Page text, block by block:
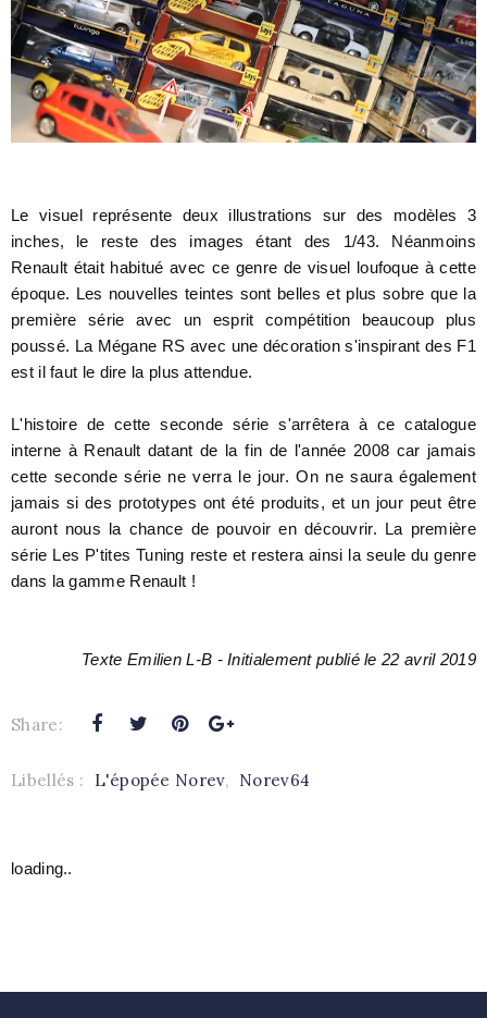
Le visuel représente deux illustrations sur des modèles 3
inches, le reste des images étant des 1/43. Néanmoins
Renault était habitué avec ce genre de visuel loufoque à cette
époque. Les nouvelles teintes sont belles et plus sobre que la
première série avec un esprit compétition beaucoup plus
poussé. La Mégane RS avec une décoration s'inspirant des F1
est il faut le dire la plus attendue.
L'histoire de cette seconde série s'arrêtera à ce catalogue
interne à Renault datant de la fin de l'année 2008 car jamais
cette seconde série ne verra le jour. On ne saura également
jamais si des prototypes ont été produits, et un jour peut être
auront nous la chance de pouvoir en découvrir. La première
série Les P'tites Tuning reste et restera ainsi la seule du genre
dans la gamme Renault !
Texte Emilien L-B - Initialement publié le 22 avril 2019
Share:
Libellés : L'épopée Norev, Norev64
loading..